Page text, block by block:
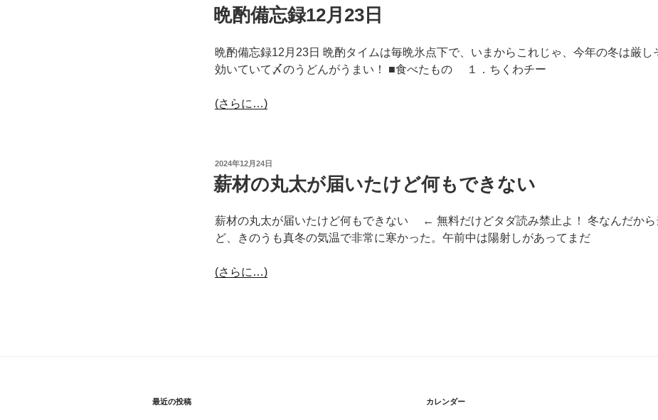
稿
日:
晩酌備忘録12月23日
晩酌備忘録12月23日 晩酌タイムは毎晩氷点下で、いまからこれじゃ、今年の冬は厳し
効いていて〆のうどんがうまい！ ■食べたもの １．ちくわチー
(さらに…)
投
稿
日:
2024年12月24日
薪材の丸太が届いたけど何もできない
薪材の丸太が届いたけど何もできない ← 無料だけどタダ読み禁止よ！ 冬なんだから
ど、きのうも真冬の気温で非常に寒かった。午前中は陽射しがあってまだ
(さらに…)
最近の投稿 カレンダー